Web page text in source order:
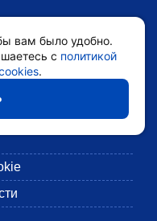
вам было удобно.
с политикой
.